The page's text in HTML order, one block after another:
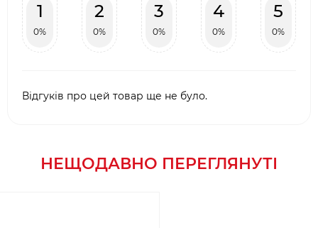
1
0%
2
0%
3
0%
4
0%
5
0%
Відгуків про цей товар ще не було.
НЕЩОДАВНО ПЕРЕГЛЯНУТІ